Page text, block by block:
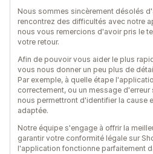
Nous sommes sincèrement désolés
rencontrez des difficultés avec notre
nous vous remercions d'avoir pris le
votre retour.
Afin de pouvoir vous aider le plus
vous nous donner un peu plus de
Par exemple, à quelle étape
correctement, ou un message
nous permettront d'identifier la cause
adaptée.
Notre équipe s'engage à offrir la
garantir votre conformité légale sur
l'application fonctionne parfaitement